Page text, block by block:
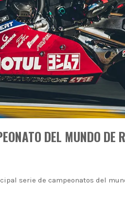
DEL MUNDO
serie de campeonatos del